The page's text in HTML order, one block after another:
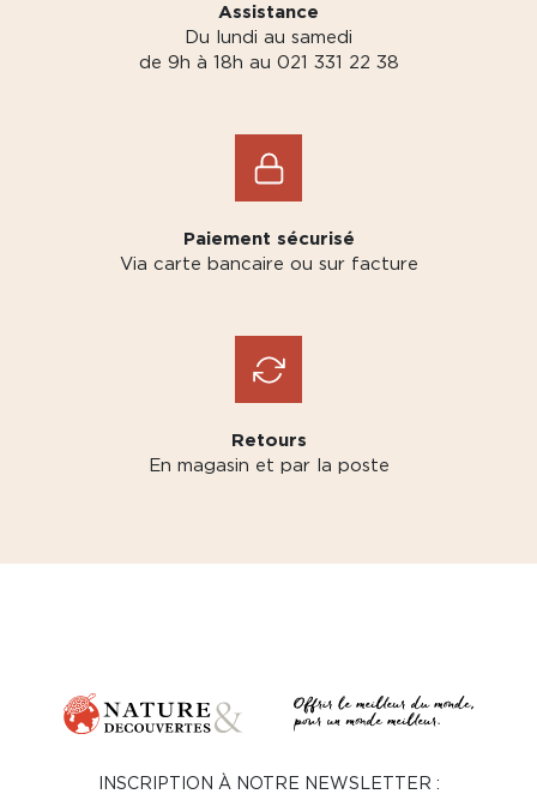
Assistance
Du lundi au samedi
de 9h à 18h au 021 331 22 38
Paiement sécurisé
Via carte bancaire ou sur facture
Retours
En magasin et par la poste
INSCRIPTION À NOTRE NEWSLETTER :